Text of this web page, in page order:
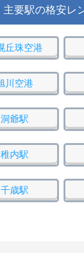
要駅の格安レ
丘珠空港
川空港
洞爺駅
稚内駅
千歳駅